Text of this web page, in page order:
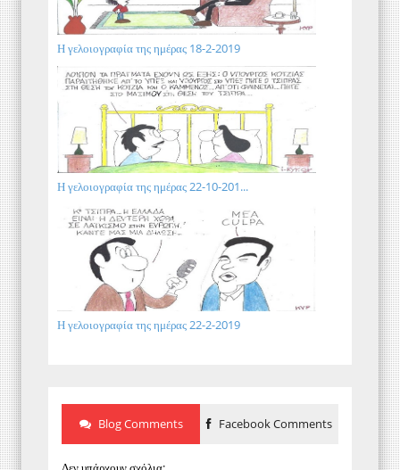
Η γελοιογραφία της ημέρας 18-2-2019
Η γελοιογραφία της ημέρας 22-10-201...
Η γελοιογραφία της ημέρας 22-2-2019
Blog Comments Facebook Comments